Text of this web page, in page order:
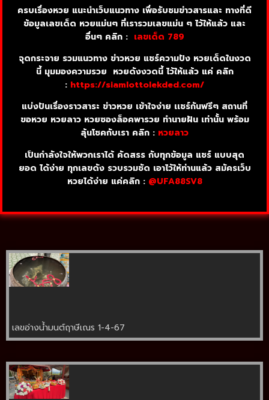
ครบเรื่องหวย แนะนำเว็บแนวทาง เพื่อรับชมข่าวสารและ ทางที่ดี
ข้อมูลเลขเด็ด หวยแม่นๆ ที่เรารวมเลขแม่น ๆ ไว้ให้แล้ว และ
อื่นๆ คลิก : เลขเด็ด 789
จุดกระจาย รวมแนวทาง ข่าวหวย แชร์ความปัง หวยเด็ดในงวด
นี้ มุมมองความรวย หวยดังงวดนี้ ไว้ให้แล้ว แค่ คลิก
: https://siamlottolekded.com/
แบ่งปันเรื่องราวสาระ ข่าวหวย เข้าใจง่าย เเชร์กันฟรีๆ สถานที่
ขอหวย หวยลาว หวยซองล็อคพารวย ทำนายฝัน เท่านั้น พร้อม
ลุ้นโชคกับเรา คลิก : หวยลาว
เป็นกำลังใจให้พวกเราได้ คัดสรร กับทุกข้อมูล แชร์ แบบสุด
ยอด ได้ง่าย ทุกเลขดัง รวบรวมชัด เอาไว้ให้ท่านแล้ว สมัครเว็บ
หวยได้ง่าย แค่คลิก : @UFA88SV8
เลขอ่างน้ำมนต์ฤาษีเณร 1-4-67